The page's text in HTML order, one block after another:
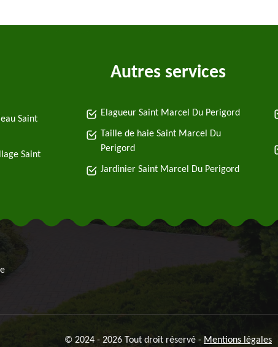
Autres services
Saint
Saint
Elagueur Saint Marcel Du Perigord
Taille de haie Saint Marcel Du
Perigord
Jardinier Saint Marcel Du Perigord
© 2024 - 2026 Tout droit réservé - Mentions légales